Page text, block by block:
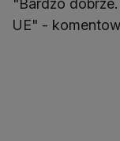
"Bardzo
UE" -